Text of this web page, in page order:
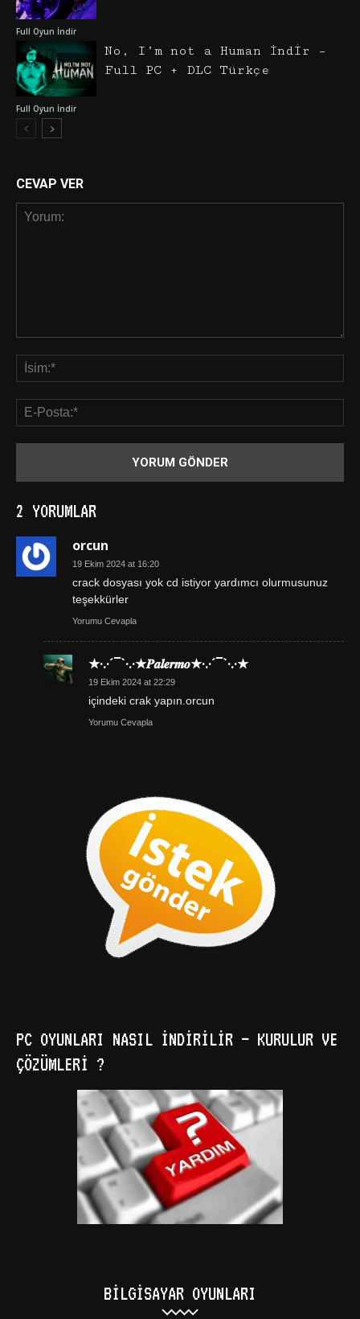
Full Oyun İndir
Full Oyun İndir
No, I’m not a Human İndir –
Full PC + DLC Türkçe
CEVAP VER
2 YORUMLAR
orcun
19 Ekim 2024 at 16:20
crack dosyası yok cd istiyor yardımcı olurmusunuz
teşekkürler
Yorumu Cevapla
★·.·´¯`·.·★𝑷𝒂𝒍𝒆𝒓𝒎𝒐★·.·´¯`·.·★
19 Ekim 2024 at 22:29
içindeki crak yapın.orcun
Yorumu Cevapla
PC OYUNLARI NASIL İNDIRILIR – KURULUR VE
ÇÖZÜMLERI ?
BILGISAYAR OYUNLARI